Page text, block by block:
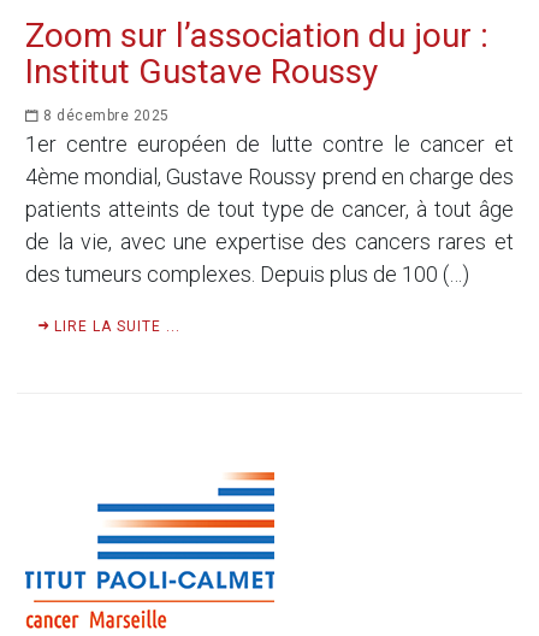
Zoom sur l’association du jour :
Institut Gustave Roussy
8 décembre 2025
1er centre européen de lutte contre le cancer et
4ème mondial, Gustave Roussy prend en charge des
patients atteints de tout type de cancer, à tout âge
de la vie, avec une expertise des cancers rares et
des tumeurs complexes. Depuis plus de 100 (…)
LIRE LA SUITE ...